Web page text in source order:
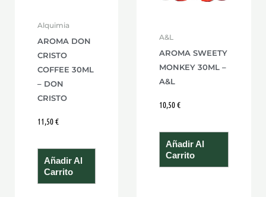
Alquimia
AROMA DON
CRISTO
COFFEE 30ML
– DON
CRISTO
11,50€
Añadir Al
Carrito
A&L
AROMA SWEETY
MONKEY 30ML –
A&L
10,50€
Añadir Al
Carrito